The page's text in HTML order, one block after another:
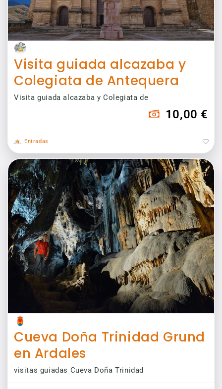
Visita guiada alcazaba y
Colegiata de Antequera
Visita guiada alcazaba y Colegiata de
10,00 €
Entradas
Cueva Doña Trinidad Grund
en Ardales
visitas guiadas Cueva Doña Trinidad